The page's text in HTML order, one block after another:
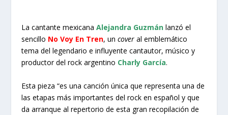
La cantante mexicanaAlejandra Guzmán lanzó el
sencillo No Voy En Tren, uncover al emblemático
tema del legendario e influyente cantautor, músico y
productor del rock argentino Charly García.
Esta pieza “es una canción única que representa una de
las etapas más importantes del rock en español y que
da arranque al repertorio de esta gran recopilación de